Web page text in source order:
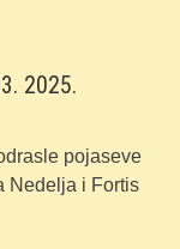
2025.
pojaseve
Nedelja i Fortis